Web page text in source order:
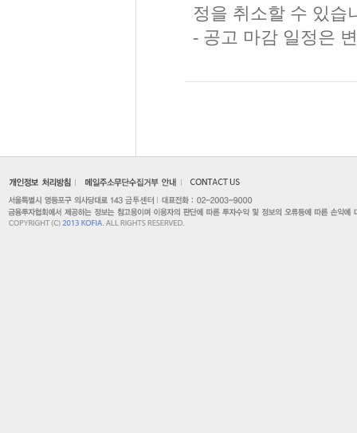
정을 취소할 수 있습
- 공고 마감 일정은